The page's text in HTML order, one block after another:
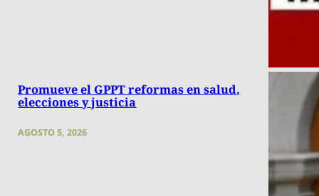
Promueve el GPPT reformas en salud,
elecciones y justicia
AGOSTO 5, 2026